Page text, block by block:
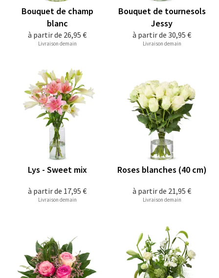
à partir de 26,95 €
Bouquet de champ
blanc
Livraison demain
à partir de 30,95 €
Bouquet de tournesols
Jessy
Livraison demain
à partir de 17,95 €
Lys - Sweet mix
Livraison demain
à partir de 21,95 €
Roses blanches (40 cm)
Livraison demain